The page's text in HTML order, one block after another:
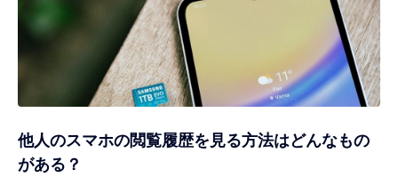
他人のスマホの閲覧履歴を見る方法はどんなもの
がある？